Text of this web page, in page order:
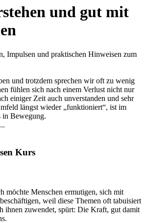
und gut mit
Impulsen und praktischen Hinweisen zum
und trotzdem sprechen wir oft zu wenig
fühlen sich nach einem Verlust nicht nur
einiger Zeit auch unverstanden und sehr
längst wieder „funktioniert“, ist im
in Bewegung.
Kurs
möchte Menschen ermutigen, sich mit
weil diese Themen oft tabuisiert
ihnen zuwendet, spürt: Die Kraft, gut damit